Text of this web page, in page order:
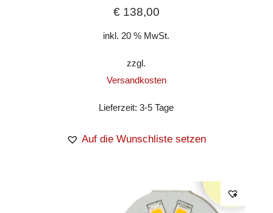
€138,00
inkl. 20 % MwSt.
zzgl.
Versandkosten
Lieferzeit:3-5 Tage
Auf die Wunschliste setzen